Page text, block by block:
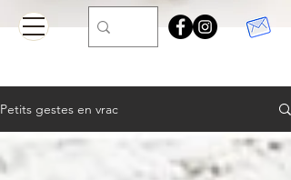
Petits gestes en vrac